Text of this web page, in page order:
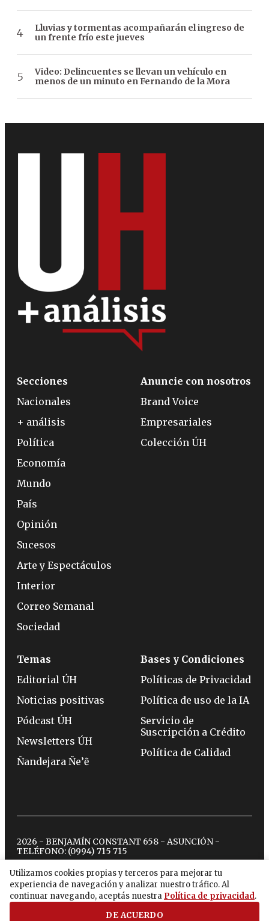
Lluvias y tormentas acompañarán el ingreso de
un frente frío este jueves
Video: Delincuentes se llevan un vehículo en
menos de un minuto en Fernando de la Mora
Utilizamos cookies propias y terceros para mejorar tu
experiencia de navegación y analizar nuestro tráfico. Al
continuar navegando, aceptás nuestra Política de privacidad.
DE ACUERDO
Secciones
Nacionales
+ análisis
Política
Economía
Mundo
País
Opinión
Sucesos
Arte y Espectáculos
Interior
Correo Semanal
Sociedad
Anuncie con nosotros
Brand Voice
Empresariales
Colección ÚH
Temas
Editorial ÚH
Noticias positivas
Pódcast ÚH
Newsletters ÚH
Ñandejara Ñe’ẽ
Bases y Condiciones
Políticas de Privacidad
Política de uso de la IA
Servicio de
Suscripción a Crédito
Política de Calidad
2026 - BENJAMÍN CONSTANT 658 - ASUNCIÓN -
TELÉFONO: (0994) 715 715
twitterinstagram
facebook
tiktokyoutubespotify